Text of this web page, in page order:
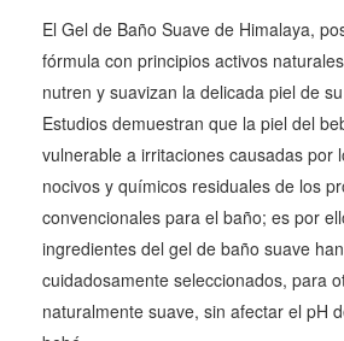
El Gel de Baño Suave de Himalaya,
fórmula con principios activos
nutren y suavizan la delicada piel de
Estudios demuestran que la piel del
vulnerable a irritaciones causadas por
nocivos y químicos residuales de los
convencionales para el baño; es por
ingredientes del gel de baño suave
cuidadosamente seleccionados, para
naturalmente suave, sin afectar el pH